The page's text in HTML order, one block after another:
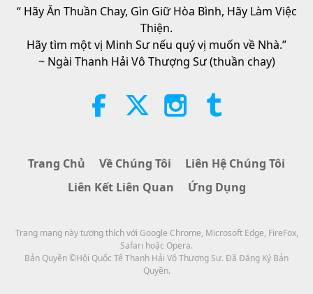
Will Know That He Is Already Here
and May Be Seen on Supreme
Master Television
Tin Đáng Chú Ý 2026-08-08 941Lượt Xem
3:40
AROUND THE WORLD, April to
June 2026 - Part 1 of 2
VEG TREND NEWS FROM
AROUND THE WORLD, April to
Tiết Mục Ngắn 2026-08-08 328Lượt Xem
Sức Mạnh Của Tình Thương, Phần
“ Hãy Ăn Thuần Chay, Gìn Giữ Hòa Bình, Hãy Làm Việc
Thiện.
Hãy tìm một vị Minh Sư nếu quý vị muốn về Nhà.”
~ Ngài Thanh Hải Vô Thượng Sư (thuần chay)
Trang Chủ Về Chúng Tôi
Liên Hệ Chúng Tôi
Liên Kết Liên Quan
Ứng Dụng
Trang mạng này tương thích với Google Chrome, Microsoft Edge, FireFox,
Safari hoặc Opera.
Bản Quyền ©Hội Quốc Tế Thanh Hải Vô Thượng Sư. Đã Đăng Ký Bản
Quyền.